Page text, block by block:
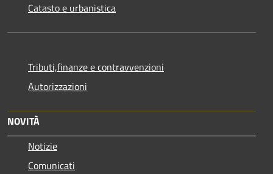
Catasto e urbanistica
Tributi,finanze e contravvenzioni
Autorizzazioni
NOVITÀ
Notizie
Comunicati